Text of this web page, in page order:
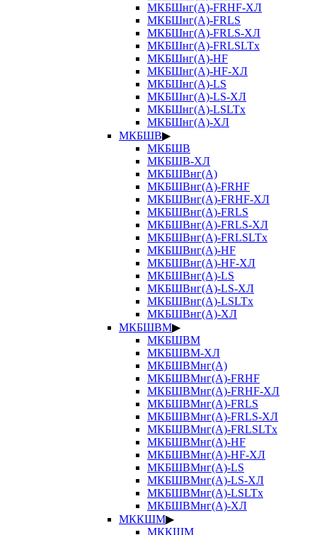
МКБШнг(А)-FRHF-ХЛ
МКБШнг(А)-FRLS
МКБШнг(А)-FRLS-ХЛ
МКБШнг(А)-FRLSLTx
МКБШнг(А)-HF
МКБШнг(А)-HF-ХЛ
МКБШнг(А)-LS
МКБШнг(А)-LS-ХЛ
МКБШнг(А)-LSLTx
МКБШнг(А)-ХЛ
МКБШВ▶
МКБШВ
МКБШВ-ХЛ
МКБШВнг(А)
МКБШВнг(А)-FRHF
МКБШВнг(А)-FRHF-ХЛ
МКБШВнг(А)-FRLS
МКБШВнг(А)-FRLS-ХЛ
МКБШВнг(А)-FRLSLTx
МКБШВнг(А)-HF
МКБШВнг(А)-HF-ХЛ
МКБШВнг(А)-LS
МКБШВнг(А)-LS-ХЛ
МКБШВнг(А)-LSLTx
МКБШВнг(А)-ХЛ
МКБШВМ▶
МКБШВМ
МКБШВМ-ХЛ
МКБШВМнг(А)
МКБШВМнг(А)-FRHF
МКБШВМнг(А)-FRHF-ХЛ
МКБШВМнг(А)-FRLS
МКБШВМнг(А)-FRLS-ХЛ
МКБШВМнг(А)-FRLSLTx
МКБШВМнг(А)-HF
МКБШВМнг(А)-HF-ХЛ
МКБШВМнг(А)-LS
МКБШВМнг(А)-LS-ХЛ
МКБШВМнг(А)-LSLTx
МКБШВМнг(А)-ХЛ
МККШМ▶
МККШМ